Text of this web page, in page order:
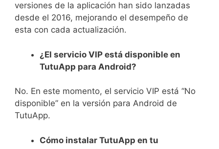
versiones de la aplicación han sido lanzadas
desde el 2016, mejorando el desempeño de
esta con cada actualización.
¿El servicio VIP está disponible en
TutuApp para Android?
No. En este momento, el servicio VIP está “No
disponible” en la versión para Android de
TutuApp.
Cómo instalar TutuApp en tu